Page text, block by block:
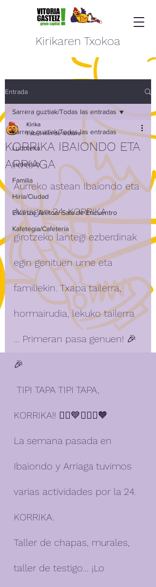
Kirikaren Txokoa
Entrada
Sarrera guztiak/Todas las entradas
Ludoteka
Ludoklub
Familia
Hiria/Ciudad
Elkartze Aretoa/ Sala de Encuentro
Kafetegia/Cafetería
Sarrera guztiak/Todas las entradas
KORRIKA IBAIONDO ETA
ARRIAGA
Kirika
1 abr 1 min de lectura
Aurreko astean Ibaiondo eta
Arriagan 24. KORRIKA
girotzeko lantegi ezberdinak
egin genituen ume eta
familiekin. Txapa tailerra,
hormairudia, lekuko tailerra
... Primeran pasa genuen! 🎉
🎉
KORRIKA!! 🏃‍♀️💙🏃🏿‍♂️🧡
La semana pasada en
Ibaiondo y Arriaga tuvimos
varias actividades por la 24.
KORRIKA.
Taller de chapas, murales,
taller de testigo... ¡Lo